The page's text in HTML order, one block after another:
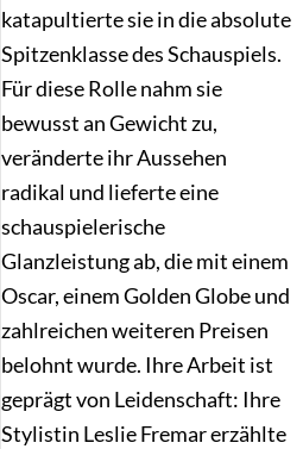
katapultierte sie in die absolute
Spitzenklasse des Schauspiels.
Für diese Rolle nahm sie
bewusst an Gewicht zu,
veränderte ihr Aussehen
radikal und lieferte eine
schauspielerische
Glanzleistung ab, die mit einem
Oscar, einem Golden Globe und
zahlreichen weiteren Preisen
belohnt wurde. Ihre Arbeit ist
geprägt von Leidenschaft: Ihre
Stylistin Leslie Fremar erzählte